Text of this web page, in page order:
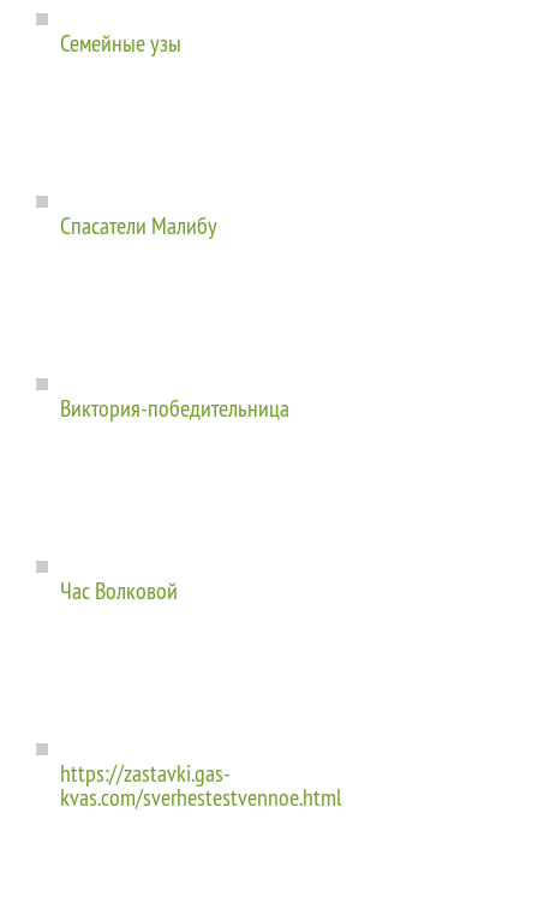
Семейные узы
Спасатели Малибу
Виктория-победительница
Час Волковой
https://zastavki.gas-
kvas.com/sverhestestvennoe.html